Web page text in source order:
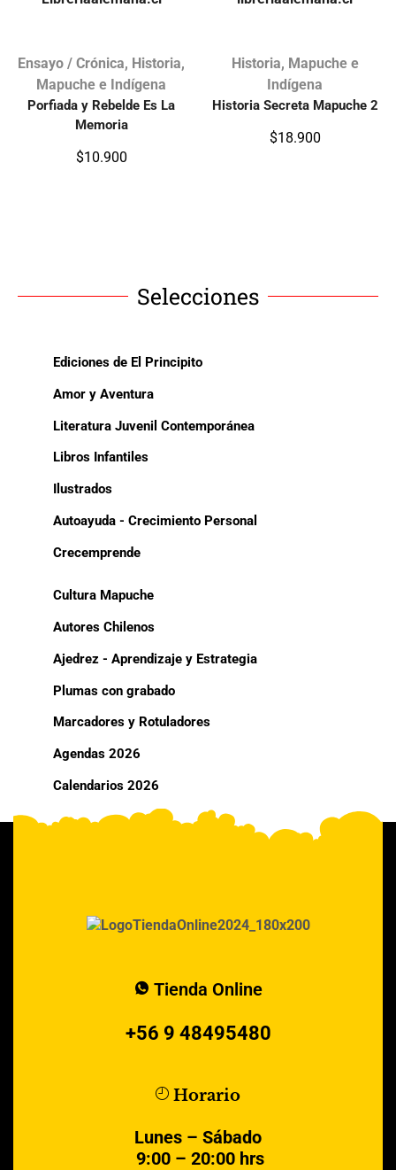
Ensayo / Crónica, Historia,
Mapuche e Indígena
Porfiada y Rebelde Es La
Memoria
$10.900
Historia, Mapuche e
Indígena
Historia Secreta Mapuche 2
$18.900
Selecciones
Ediciones de El Principito
Amor y Aventura
Literatura Juvenil Contemporánea
Libros Infantiles
Ilustrados
Autoayuda - Crecimiento Personal
Crecemprende
Cultura Mapuche
Autores Chilenos
Ajedrez - Aprendizaje y Estrategia
Plumas con grabado
Marcadores y Rotuladores
Agendas 2026
Calendarios 2026
Tienda Online
+56 9 48495480
Horario
Lunes – Sábado
9:00 – 20:00 hrs